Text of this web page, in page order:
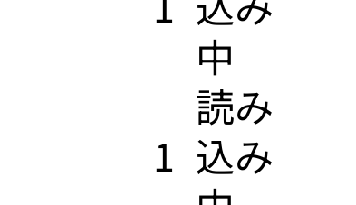
中
1
​読み
込み